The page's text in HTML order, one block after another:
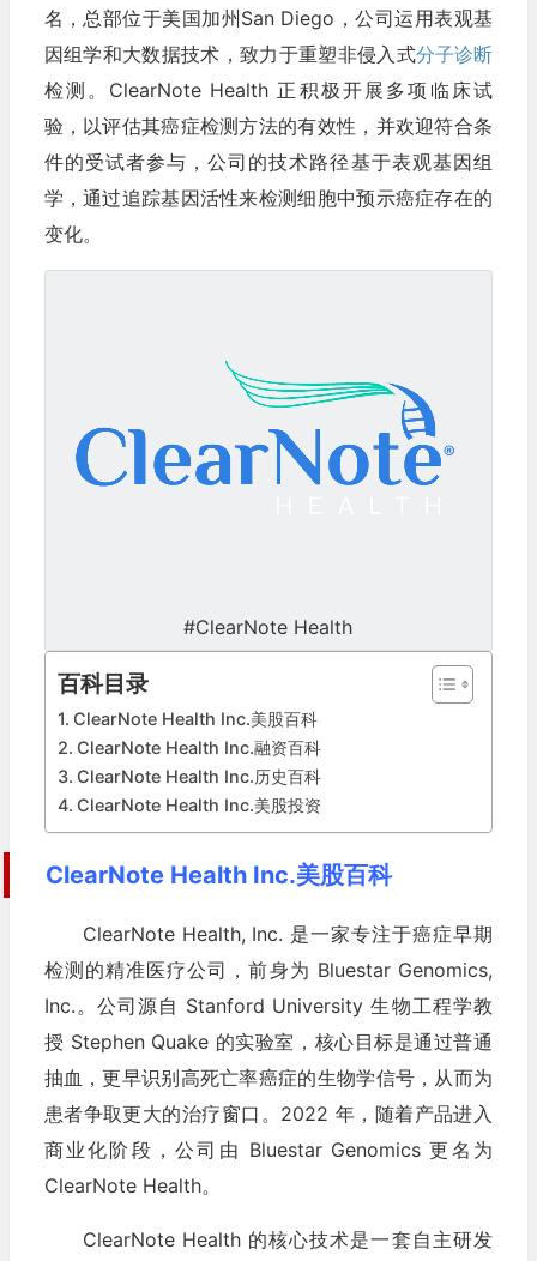
名，总部位于美国加州San Diego，公司运用表观基
因组学和大数据技术，致力于重塑非侵入式分子诊断
检测。ClearNote Health 正积极开展多项临床试
验，以评估其癌症检测方法的有效性，并欢迎符合条
件的受试者参与，公司的技术路径基于表观基因组
学，通过追踪基因活性来检测细胞中预示癌症存在的
变化。
#ClearNote Health
百科目录
ClearNote Health Inc.美股百科
ClearNote Health Inc.融资百科
ClearNote Health Inc.历史百科
ClearNote Health Inc.美股投资
ClearNote Health Inc.美股百科
ClearNote Health, Inc. 是一家专注于癌症早期
检测的精准医疗公司，前身为 Bluestar Genomics,
Inc.。公司源自 Stanford University 生物工程学教
授 Stephen Quake 的实验室，核心目标是通过普通
抽血，更早识别高死亡率癌症的生物学信号，从而为
患者争取更大的治疗窗口。2022 年，随着产品进入
商业化阶段，公司由 Bluestar Genomics 更名为
ClearNote Health。
ClearNote Health 的核心技术是一套自主研发